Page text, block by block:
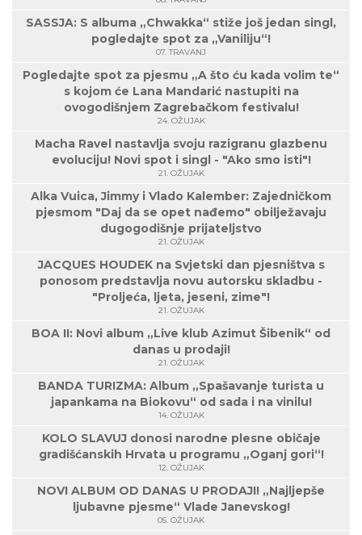
SASSJA: S albuma „Chwakka“ stiže još jedan singl,
pogledajte spot za „Vaniliju“!
07. TRAVANJ
Pogledajte spot za pjesmu „A što ću kada volim te“
s kojom će Lana Mandarić nastupiti na
ovogodišnjem Zagrebačkom festivalu!
24. OŽUJAK
Macha Ravel nastavlja svoju razigranu glazbenu
evoluciju! Novi spot i singl - "Ako smo isti"!
21. OŽUJAK
Alka Vuica, Jimmy i Vlado Kalember: Zajedničkom
pjesmom "Daj da se opet nađemo" obilježavaju
dugogodišnje prijateljstvo
21. OŽUJAK
JACQUES HOUDEK na Svjetski dan pjesništva s
ponosom predstavlja novu autorsku skladbu -
"Proljeća, ljeta, jeseni, zime"!
21. OŽUJAK
BOA II: Novi album „Live klub Azimut Šibenik“ od
danas u prodaji!
21. OŽUJAK
BANDA TURIZMA: Album „Spašavanje turista u
japankama na Biokovu“ od sada i na vinilu!
14. OŽUJAK
KOLO SLAVUJ donosi narodne plesne običaje
gradišćanskih Hrvata u programu „Oganj gori“!
12. OŽUJAK
NOVI ALBUM OD DANAS U PRODAJI! „Najljepše
ljubavne pjesme“ Vlade Janevskog!
05. OŽUJAK